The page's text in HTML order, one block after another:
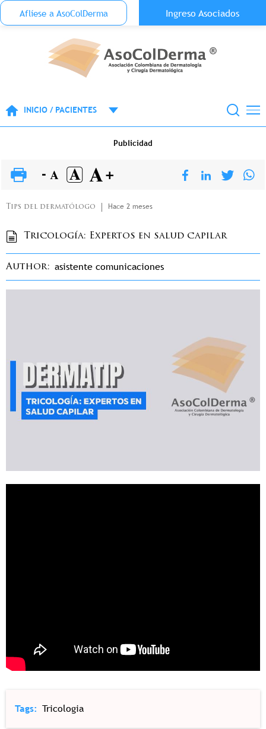
Pasar al contenido principal
Menu Top Anónimo
Aflíese a AsoColDerma Ingreso Asociados
INICIO / PACIENTES
Publicidad
Tips del dermatólogo Hace 2 meses
Tricología: Expertos en salud capilar
Author asistente comunicaciones
Tags Tricologia